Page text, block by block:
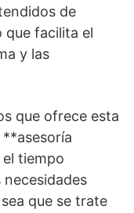
de
que facilita el
y las
que ofrece esta
tiempo
que se trate